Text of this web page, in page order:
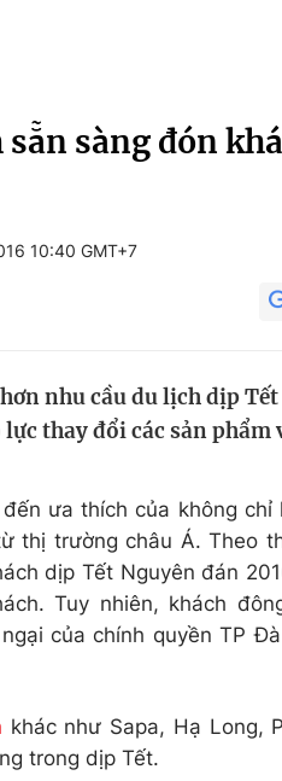
sống
Tuyển sinh
sẵn sàng đón
10:40 GMT+7
nhu cầu du lịch dịp
thay đổi các sản phẩm
ưa thích của không chỉ
thị trường châu Á. Theo
dịp Tết Nguyên đán
Tuy nhiên, khách
của chính quyền TP
khác như Sapa, Hạ Long,
trong dịp Tết.